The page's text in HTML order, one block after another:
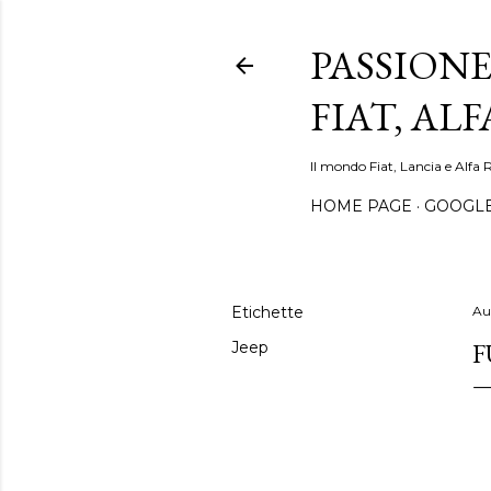
FIAT,
Il mondo Fiat, Lancia e
HOME PAGE
Etichette
Jeep